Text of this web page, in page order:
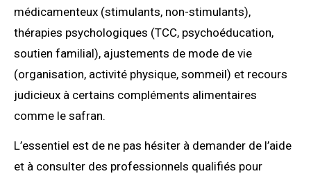
médicamenteux (stimulants, non-stimulants),
thérapies psychologiques (TCC, psychoéducation,
soutien familial), ajustements de mode de vie
(organisation, activité physique, sommeil) et recours
judicieux à certains compléments alimentaires
comme le safran.
L’essentiel est de ne pas hésiter à demander de l’aide
et à consulter des professionnels qualifiés pour